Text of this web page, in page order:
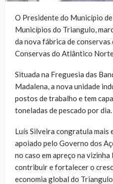
O Presidente do Município
Municípios do Triangulo,
da nova fábrica de conservas
Conservas do Atlântico
Situada na Freguesia das
Madalena, a nova unidade
postos de trabalho e tem
toneladas de pescado por dia.
Luís Silveira congratula
apoiado pelo Governo dos
no caso em apreço na vizinha
contribuir e fortalecer o
economia global do